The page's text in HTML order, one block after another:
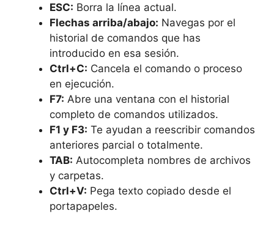
ESC: Borra la línea actual.
Flechas arriba/abajo: Navegas por el
historial de comandos que has
introducido en esa sesión.
Ctrl+C: Cancela el comando o proceso
en ejecución.
F7: Abre una ventana con el historial
completo de comandos utilizados.
F1 y F3: Te ayudan a reescribir comandos
anteriores parcial o totalmente.
TAB: Autocompleta nombres de archivos
y carpetas.
Ctrl+V: Pega texto copiado desde el
portapapeles.